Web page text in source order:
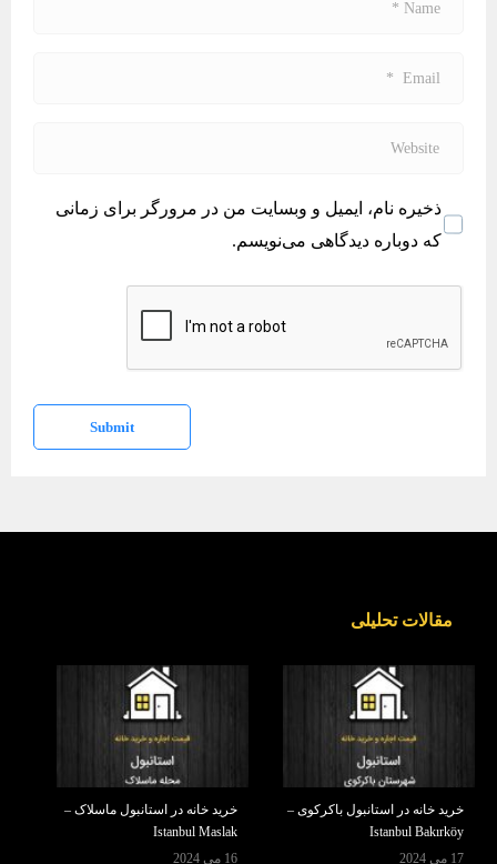
*s
ذخیره نام، ایمیل و وبسایت من در مرورگر برای زمانی
که دوباره دیدگاهی می‌نویسم.
Submit
مقالات تحلیلی
خرید خانه در استانبول باکرکوی –
Istanbul Bakırköy
17 می 2024
خرید خانه در استانبول ماسلاک –
Istanbul Maslak
16 می 2024